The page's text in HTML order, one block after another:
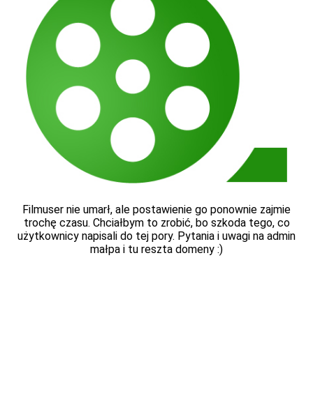
Filmuser nie umarł, ale postawienie go ponownie zajmie
trochę czasu. Chciałbym to zrobić, bo szkoda tego, co
użytkownicy napisali do tej pory. Pytania i uwagi na admin
małpa i tu reszta domeny :)